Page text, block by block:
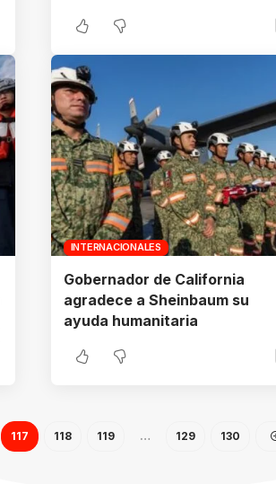
INTERNACIONALES
Gobernador de California
agradece a Sheinbaum su
ayuda humanitaria
117 118 119 … 129 130